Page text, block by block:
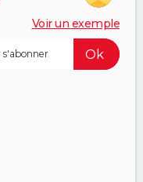
Voir un exemple